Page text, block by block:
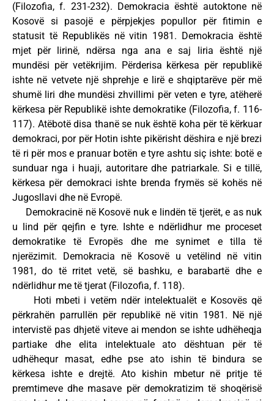
(Filozofia, f. 231-232). Demokracia është autoktone në
Kosovë si pasojë e përpjekjes popullor për fitimin e
statusit të Republikës në vitin 1981. Demokracia është
mjet për lirinë, ndërsa nga ana e saj liria është një
mundësi për vetëkrijim. Përderisa kërkesa për republikë
ishte në vetvete një shprehje e lirë e shqiptarëve për më
shumë liri dhe mundësi zhvillimi për veten e tyre, atëherë
kërkesa për Republikë ishte demokratike (Filozofia, f. 116-
117). Atëbotë disa thanë se nuk është koha për të kërkuar
demokraci, por për Hotin ishte pikërisht dëshira e një brezi
të ri për mos e pranuar botën e tyre ashtu siç ishte: botë e
sunduar nga i huaji, autoritare dhe patriarkale. Si e tillë,
kërkesa për demokraci ishte brenda frymës së kohës në
Jugosllavi dhe në Evropë.
Demokracinë në Kosovë nuk e lindën të tjerët, e as nuk
u lind për qejfin e tyre. Ishte e ndërlidhur me proceset
demokratike të Evropës dhe me synimet e tilla të
njerëzimit. Demokracia në Kosovë u vetëlind në vitin
1981, do të rritet vetë, së bashku, e barabartë dhe e
ndërlidhur me të tjerat (Filozofia, f. 118).
Hoti mbeti i vetëm ndër intelektualët e Kosovës që
përkrahën parrullën për republikë në vitin 1981. Në një
intervistë pas dhjetë viteve ai mendon se ishte udhëheqja
partiake dhe elita intelektuale ato dështuan për të
udhëhequr masat, edhe pse ato ishin të bindura se
kërkesa ishte e drejtë. Ato kishin mbetur në pritje të
premtimeve dhe masave për demokratizim të shoqërisë